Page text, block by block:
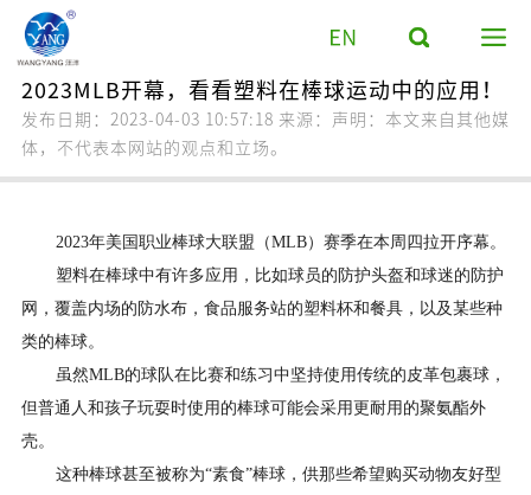
2023MLB开幕，看看塑料在棒球运动中的应用！
发布日期：2023-04-03 10:57:18 来源：声明：本文来自其他媒
体，不代表本网站的观点和立场。
2023年美国职业棒球大联盟（MLB）赛季在本周四拉开序幕。
塑料在棒球中有许多应用，比如球员的防护头盔和球迷的防护
网，覆盖内场的防水布，食品服务站的塑料杯和餐具，以及某些种
类的棒球。
虽然MLB的球队在比赛和练习中坚持使用传统的皮革包裹球，
但普通人和孩子玩耍时使用的棒球可能会采用更耐用的聚氨酯外
壳。
这种棒球甚至被称为“素食”棒球，供那些希望购买动物友好型